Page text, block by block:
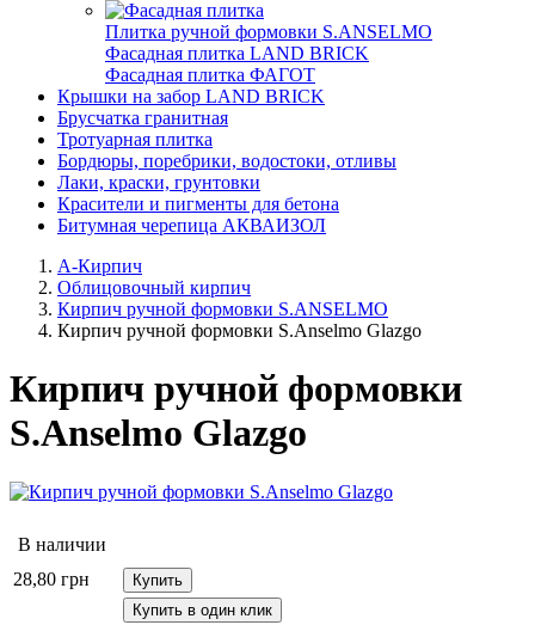
Плитка ручной формовки S.ANSELMO
Фасадная плитка LAND BRICK
Фасадная плитка ФАГОТ
Крышки на забор LAND BRICK
Брусчатка гранитная
Тротуарная плитка
Бордюры, поребрики, водостоки, отливы
Лаки, краски, грунтовки
Красители и пигменты для бетона
Битумная черепица АКВАИЗОЛ
А-Кирпич
Облицовочный кирпич
Кирпич ручной формовки S.ANSELMO
Кирпич ручной формовки S.Anselmo Glazgo
Кирпич ручной формовки
S.Anselmo Glazgo
В наличии
28,80 грн
Купить
Купить в один клик